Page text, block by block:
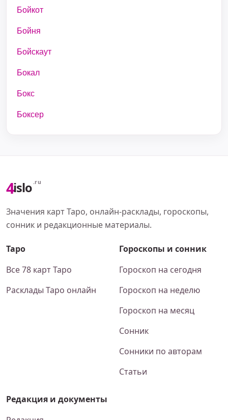
Бойкот
Бойня
Бойскаут
Бокал
Бокс
Боксер
4islo .ru
Значения карт Таро, онлайн-расклады, гороскопы,
сонник и редакционные материалы.
Таро
Все 78 карт Таро
Расклады Таро онлайн
Гороскопы и сонник
Гороскоп на сегодня
Гороскоп на неделю
Гороскоп на месяц
Сонник
Сонники по авторам
Статьи
Редакция и документы